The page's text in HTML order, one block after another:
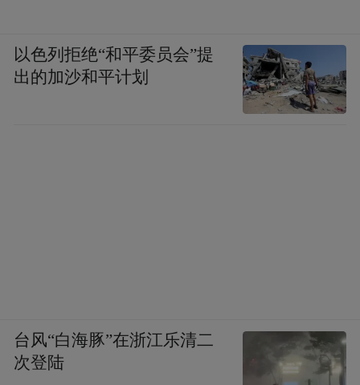
以色列拒绝“和平委员会”提
出的加沙和平计划
台风“白海豚”在浙江乐清二
次登陆